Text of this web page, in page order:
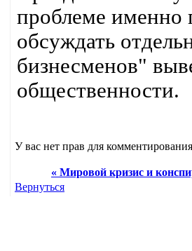
проблеме именно
обсуждать
бизнесменов"
общественности.
У вас нет прав для
« Мировой кризис и
Вернуться